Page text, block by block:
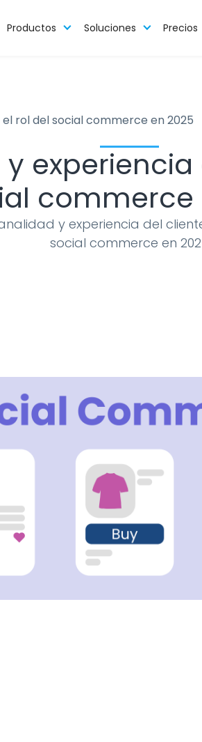
Productos Soluciones Precios
rol del social commerce en 2025
experiencia
commerce
y experiencia del
social commerce en